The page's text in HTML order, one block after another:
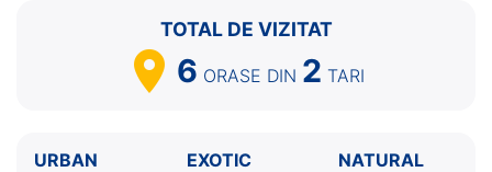
Zi de navigare pe Mare 0:00 - 0:00
Arrecife, Lanzarote Insulele Canare
Las Palmas, Gran Canaria Insulele Canare
TOTAL DE VIZITAT
6 ORASE DIN 2 TARI
URBAN
EXOTIC
NATURAL